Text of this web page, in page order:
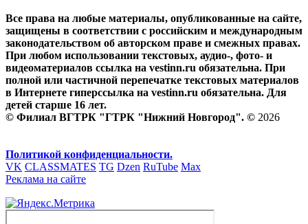
Все права на любые материалы, опубликованные на сайте,
защищены в соответствии с российским и международным
законодательством об авторском праве и смежных правах.
При любом использовании текстовых, аудио-, фото- и
видеоматериалов ссылка на vestinn.ru обязательна. При
полной или частичной перепечатке текстовых материалов
в Интернете гиперссылка на vestinn.ru обязательна. Для
детей старше 16 лет.
© Филиал ВГТРК "ГТРК "Нижний Новгород". © 2026
Политикой конфиденциальности.
VK CLASSMATES TG Dzen RuTube Max
Реклама на сайте